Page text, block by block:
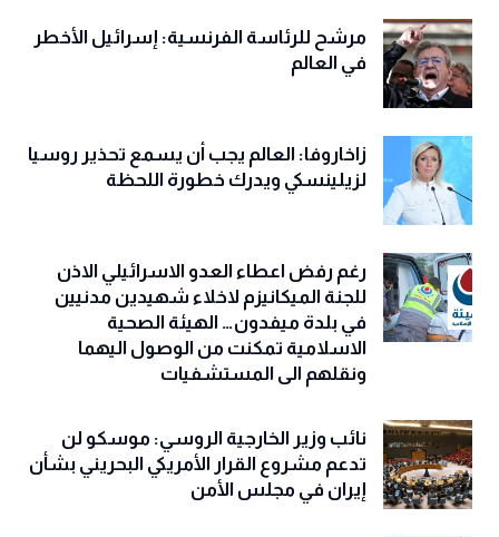
مرشح للرئاسة الفرنسية: إسرائيل الأخطر
في العالم
زاخاروفا: العالم يجب أن يسمع تحذير روسيا
لزيلينسكي ويدرك خطورة اللحظة
رغم رفض اعطاء العدو الاسرائيلي الاذن
للجنة الميكانيزم لاخلاء شهيدين مدنيين
في بلدة ميفدون… الهيئة الصحية
الاسلامية تمكنت من الوصول اليهما
ونقلهم الى المستشفيات
نائب وزير الخارجية الروسي: موسكو لن
تدعم مشروع القرار الأمريكي البحريني بشأن
إيران في مجلس الأمن